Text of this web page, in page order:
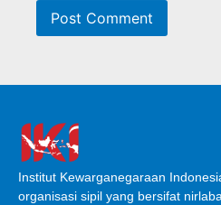
Institut Kewarganegaraan
organisasi sipil yang bersifat